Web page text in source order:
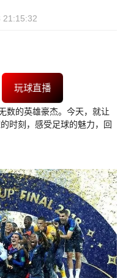
21:15:32
玩球直播
数的英雄豪杰。今天，就让
时刻，感受足球的魅力，回